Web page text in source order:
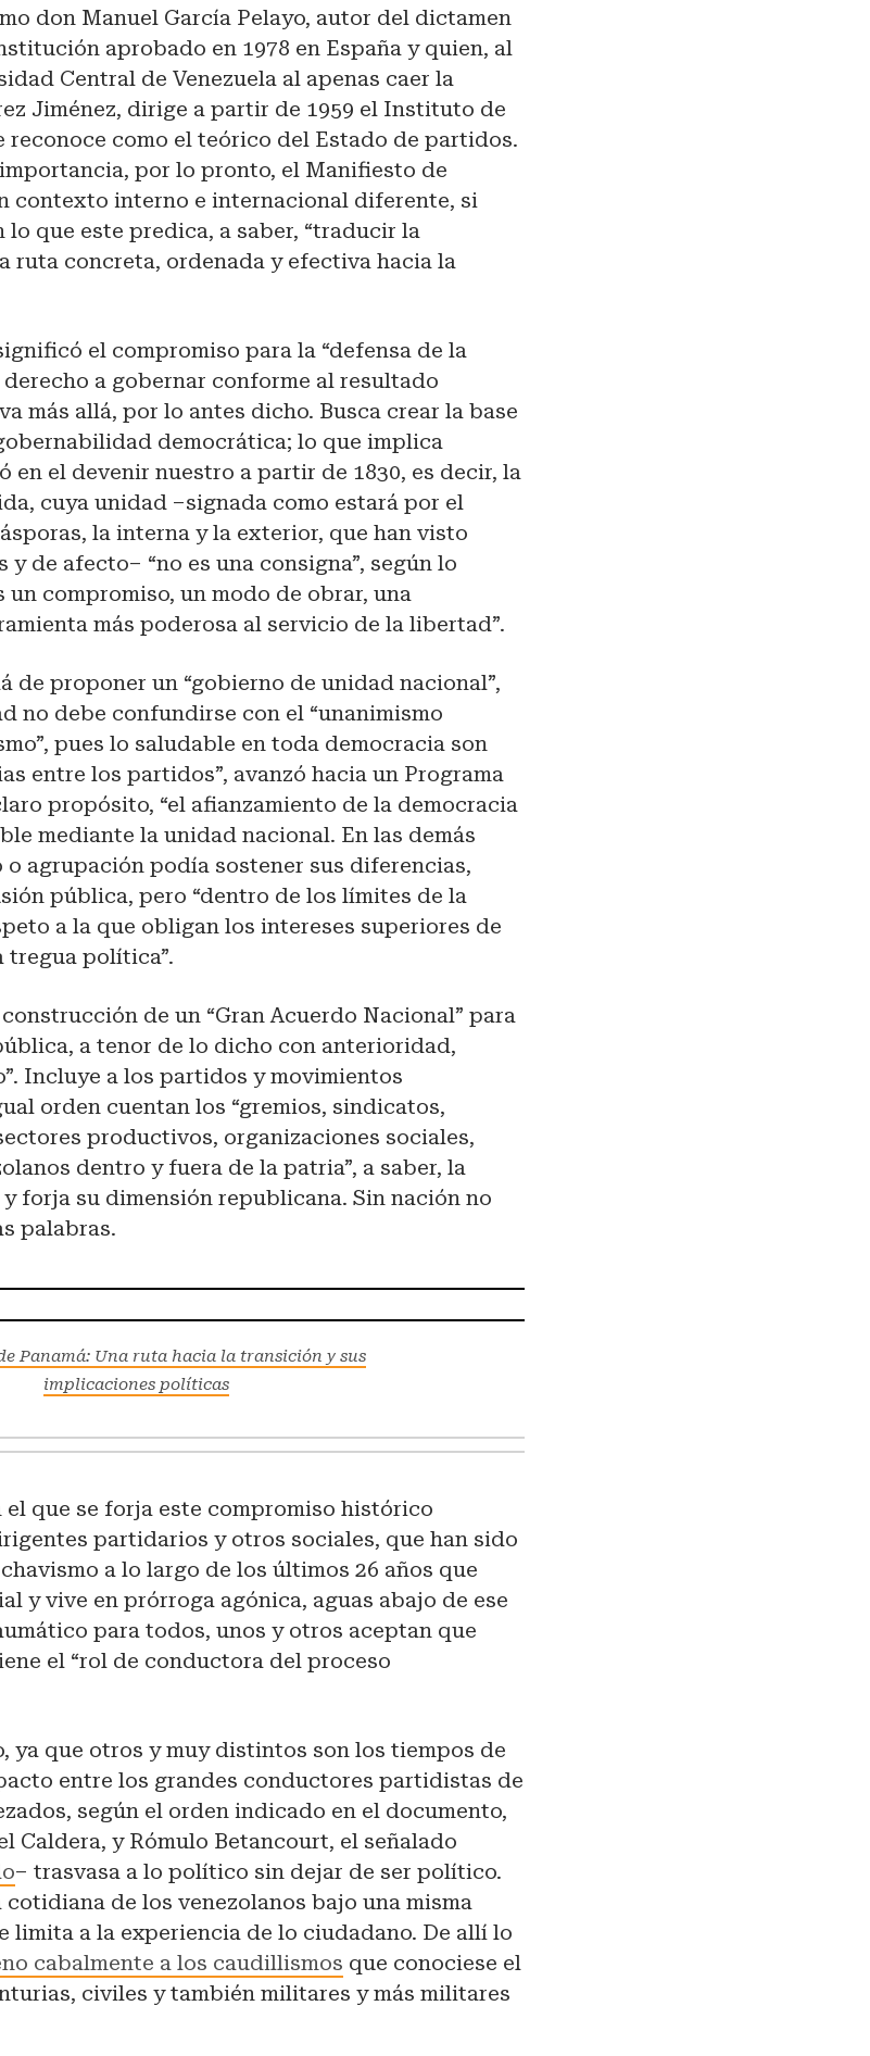
don Manuel García Pelayo, autor del dictamen
aprobado en 1978 en España y quien, al
Central de Venezuela al apenas caer la
Jiménez, dirige a partir de 1959 el Instituto de
reconoce como el teórico del Estado de partidos.
por lo pronto, el Manifiesto de
contexto interno e internacional diferente, si
que este predica, a saber, “traducir la
ruta concreta, ordenada y efectiva hacia la
el compromiso para la “defensa de la
a gobernar conforme al resultado
más allá, por lo antes dicho. Busca crear la base
democrática; lo que implica
en el devenir nuestro a partir de 1830, es decir, la
cuya unidad –signada como estará por el
la interna y la exterior, que han visto
de afecto– “no es una consigna”, según lo
un compromiso, un modo de obrar, una
más poderosa al servicio de la libertad”.
de proponer un “gobierno de unidad nacional”,
no debe confundirse con el “unanimismo
pues lo saludable en toda democracia son
entre los partidos”, avanzó hacia un Programa
propósito, “el afianzamiento de la democracia
mediante la unidad nacional. En las demás
agrupación podía sostener sus diferencias,
pública, pero “dentro de los límites de la
a la que obligan los intereses superiores de
tregua política”.
de un “Gran Acuerdo Nacional” para
a tenor de lo dicho con anterioridad,
Incluye a los partidos y movimientos
orden cuentan los “gremios, sindicatos,
productivos, organizaciones sociales,
dentro y fuera de la patria”, a saber, la
forja su dimensión republicana. Sin nación no
palabras.
Panamá: Una ruta hacia la transición y sus
implicaciones políticas
el que se forja este compromiso histórico
partidarios y otros sociales, que han sido
a lo largo de los últimos 26 años que
y vive en prórroga agónica, aguas abajo de ese
para todos, unos y otros aceptan que
el “rol de conductora del proceso
ya que otros y muy distintos son los tiempos de
entre los grandes conductores partidistas de
según el orden indicado en el documento,
Caldera, y Rómulo Betancourt, el señalado
– trasvasa a lo político sin dejar de ser político.
de los venezolanos bajo una misma
limita a la experiencia de lo ciudadano. De allí lo
cabalmente a los caudillismos que conociese el
civiles y también militares y más militares